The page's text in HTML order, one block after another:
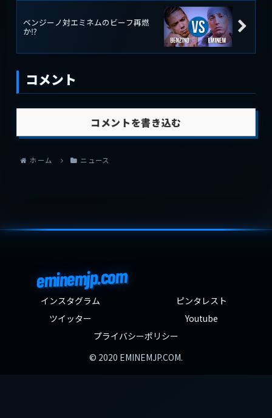
ベンジーノ対エミネムのビーフ再燃
か⁉
コメント
コメントを書き込む
ホーム ニュース
eminemjp.com
インスタグラム
ピンタレスト
ツイッター
Youtube
プライバシーポリシー
© 2020 EMINEMJP.COM.